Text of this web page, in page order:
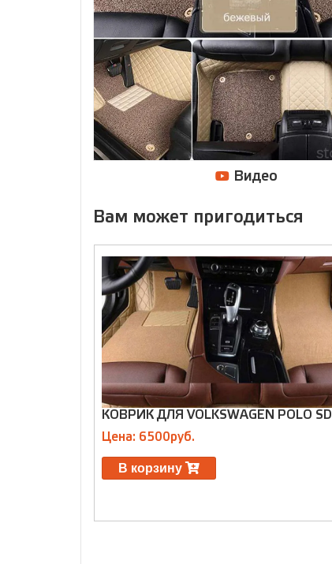
Видео
Вам может пригодиться
КОВРИК ДЛЯ VOLKSWAGEN POLO SD
Цена: 6500руб.
В корзину